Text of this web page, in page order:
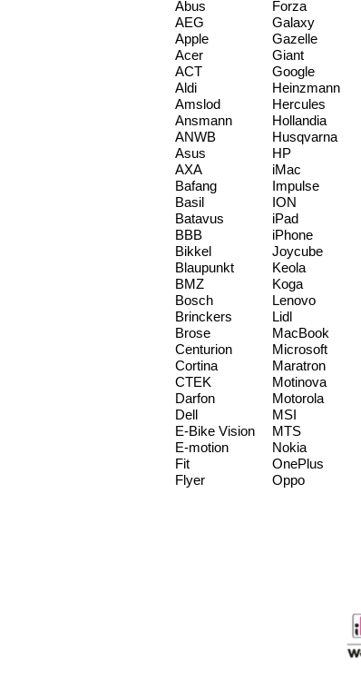
Abus
AEG
Apple
Acer
ACT
Aldi
Amslod
Ansmann
ANWB
Asus
AXA
Bafang
Basil
Batavus
BBB
Bikkel
Blaupunkt
BMZ
Bosch
Brinckers
Brose
Centurion
Cortina
CTEK
Darfon
Dell
E-Bike Vision
E-motion
Fit
Flyer
Forza
Galaxy
Gazelle
Giant
Google
Heinzmann
Hercules
Hollandia
Husqvarna
HP
iMac
Impulse
ION
iPad
iPhone
Joycube
Keola
Koga
Lenovo
Lidl
MacBook
Microsoft
Maratron
Motinova
Motorola
MSI
MTS
Nokia
OnePlus
Oppo